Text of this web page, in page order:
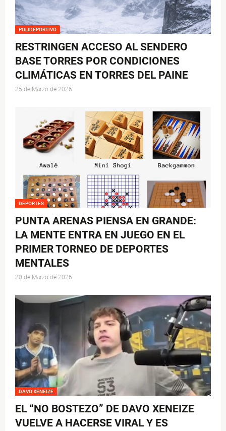
POLIDEPORTIVO
RESTRINGEN ACCESO AL SENDERO
BASE TORRES POR CONDICIONES
CLIMÁTICAS EN TORRES DEL PAINE
25 de Marzo de 2026
DEPORTES
PUNTA ARENAS PIENSA EN GRANDE:
LA MENTE ENTRA EN JUEGO EN EL
PRIMER TORNEO DE DEPORTES
MENTALES
20 de Marzo de 2026
DAVO XENEIZE
EL “NO BOSTEZO” DE DAVO XENEIZE
VUELVE A HACERSE VIRAL Y ES